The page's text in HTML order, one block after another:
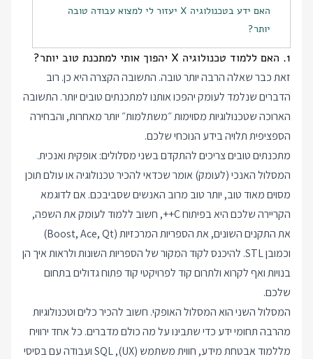
האם ידע בטכנולוגיה X יעזור לי למצוא עבודה טובה
יותר?
1. האם ללמוד טכנולוגיה X יהפוך אותי למתכנת טוב יותר?
זאת כבר שאלה הרבה יותר טובה. התשובה הקצרה היא כן. רוב
הדברים שנלמד לעומק יהפכו אותנו למתכנתים טובים יותר. התשובה
הארוכה שטכנולוגיות מסוימות ״משתלמות״ יותר מאחרות, והבחירה
הספציפית תלויה בידע הנוכחי שלכם.
מתכנתים טובים צריכים להתקדם בשני מסלולים: אופקית ואנכית.
המסלול האנכי (לעומק) אומר שכדאי להכיר טכנולוגיה או עולם תוכן
מסוים מאוד טוב, יותר טוב מרוב האנשים שסביבכם. אם לדוגמא
הקריירה שלכם היא בפיתוח C++, חשוב ללמוד לעומק את השפה,
את התקנים השונים, את הספריות המרכזיות (Boost, Ace, Qt)
וכמובן STL. להיכנס לקוד המקור של הספריות השונות ולראות איך הן
בנויות ואף לקרוא ולתרום קוד לפרויקטי קוד פתוח גדולים בתחום
שלכם.
המסלול השני הוא המסלול האופקי. חשוב להכיר כלים וטכנולוגיות
מהרבה תחומי ידע כדי שתבינו על מה כולם מדברים. כל אחד ירוויח
מללמוד אבטחת מידע, חווית משתמש (UX), SQL ועבודה עם בסיסי